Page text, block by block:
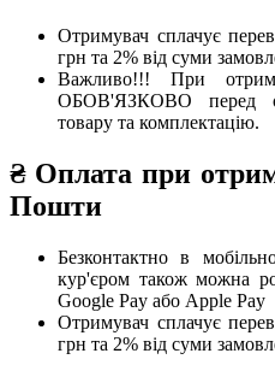
Отримувач сплачує
грн та 2% від суми
Важливо!!! При
ОБОВ'ЯЗКОВО перед
товару та комплектацію.
₴ Оплата при
Пошти
Безконтактно в
кур'єром також можна
Google Pay або Apple Pay
Отримувач сплачує
грн та 2% від суми